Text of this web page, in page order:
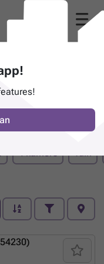
4 kamers Tuin